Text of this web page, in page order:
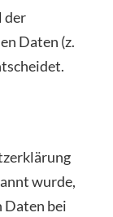
der
Daten (z.
wurde,
Daten bei